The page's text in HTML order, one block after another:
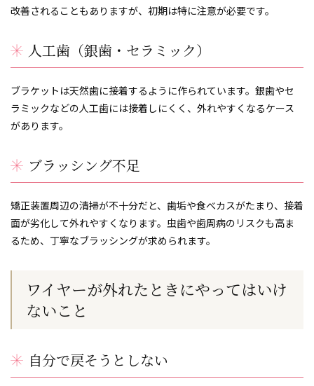
改善されることもありますが、初期は特に注意が必要です。
人工歯（銀歯・セラミック）
ブラケットは天然歯に接着するように作られています。銀歯やセ
ラミックなどの人工歯には接着しにくく、外れやすくなるケース
があります。
ブラッシング不足
矯正装置周辺の清掃が不十分だと、歯垢や食べカスがたまり、接着
面が劣化して外れやすくなります。虫歯や歯周病のリスクも高ま
るため、丁寧なブラッシングが求められます。
ワイヤーが外れたときにやってはいけ
ないこと
自分で戻そうとしない